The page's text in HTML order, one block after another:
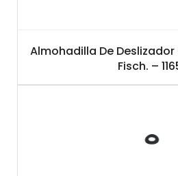
Almohadilla De
Fisch. –